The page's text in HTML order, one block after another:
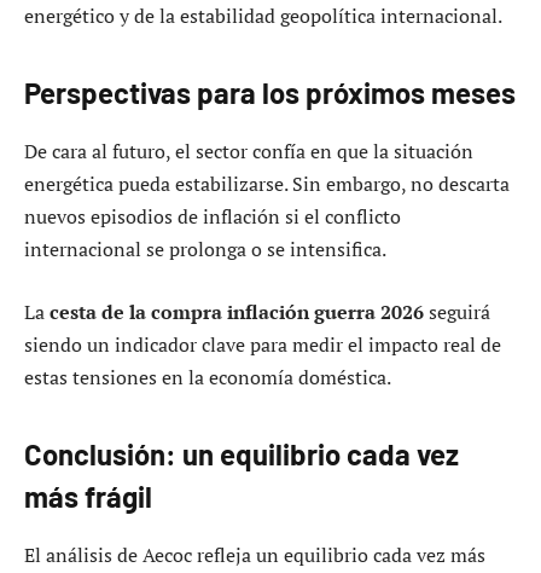
energético y de la estabilidad geopolítica internacional.
Perspectivas para los próximos meses
De cara al futuro, el sector confía en que la situación
energética pueda estabilizarse. Sin embargo, no descarta
nuevos episodios de inflación si el conflicto
internacional se prolonga o se intensifica.
Lacesta de la compra inflación guerra 2026seguirá
siendo un indicador clave para medir el impacto real de
estas tensiones en la economía doméstica.
Conclusión: un equilibrio cada vez
más frágil
El análisis de Aecoc refleja un equilibrio cada vez más